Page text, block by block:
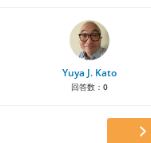
Yuya J. Kato
回答数： 0